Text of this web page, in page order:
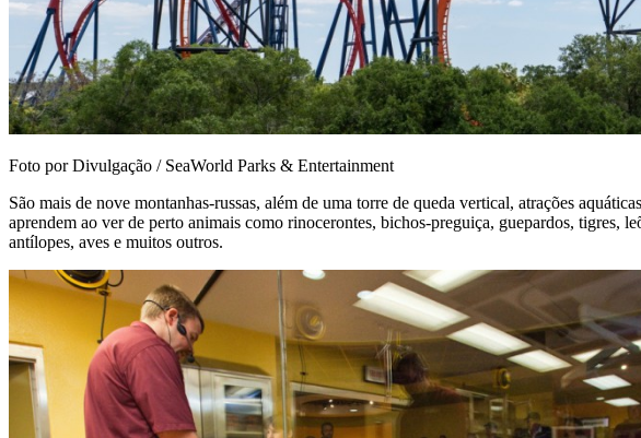
Foto por Divulgação / SeaWorld Parks & Entertainment
São mais de nove montanhas-russas, além de uma torre de queda vertical, atrações
aprendem ao ver de perto animais como rinocerontes, bichos-preguiça, guepardos, tigres,
antílopes, aves e muitos outros.